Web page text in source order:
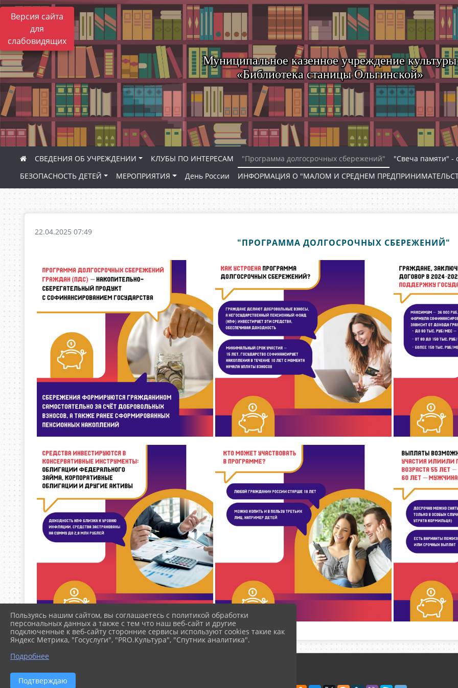
Версия сайта
для
слабовидящих
Муниципальное казенное учреждение культуры
«Библиотека станицы Ольгинской»
СВЕДЕНИЯ ОБ УЧРЕЖДЕНИИ КЛУБЫ ПО ИНТЕРЕСАМ "Программа долгосрочных сбережений"
"Свеча памяти" -
БЕЗОПАСНОСТЬ ДЕТЕЙ
МЕРОПРИЯТИЯ День России ИНФОРМАЦИЯ О "МАЛОМ И СРЕДНЕМ
22.04.2025 07:49
"ПРОГРАММА ДОЛГОСРОЧНЫХ СБЕРЕЖЕНИЙ"
Пользуясь нашим сайтом, вы соглашаетесь с политикой обработки
персональных данных а также с тем что наш веб-сайт и другие
подключенные к веб-сайту сторонние сервисы используют cookies такие как
Яндекс Метрика, "Госуслуги", "PRO.Культура", "Спутник аналитика".
Подробнее
Подтверждаю